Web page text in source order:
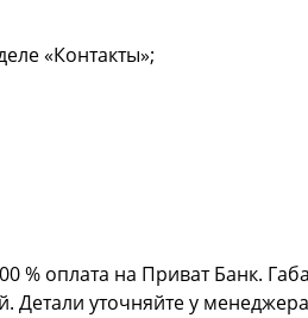
«Контакты»;
% оплата на Приват Банк.
Детали уточняйте у